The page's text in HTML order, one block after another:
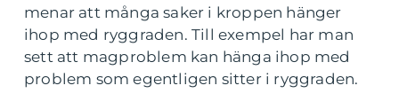
menar att många saker i kroppen hänger
ihop med ryggraden. Till exempel har man
sett att magproblem kan hänga ihop med
problem som egentligen sitter i ryggraden.